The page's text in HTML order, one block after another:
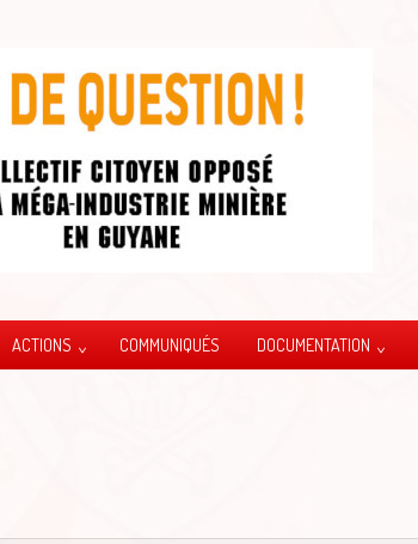
ACTIONS COMMUNIQUÉS DOCUMENTATION